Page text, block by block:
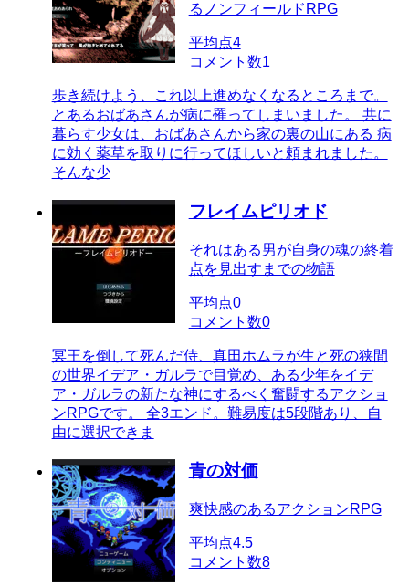
るノンフィールドRPG
平均点4
コメント数1
歩き続けよう、これ以上進めなくなるところまで。
とあるおばあさんが病に罹ってしまいました。 共に
暮らす少女は、おばあさんから家の裏の山にある 病
に効く薬草を取りに行ってほしいと頼まれました。
そんな少
フレイムピリオド
それはある男が自身の魂の終着
点を見出すまでの物語
平均点0
コメント数0
冥王を倒して死んだ侍、真田ホムラが生と死の狭間
の世界イデア・ガルラで目覚め、ある少年をイデ
ア・ガルラの新たな神にするべく奮闘するアクショ
ンRPGです。 全3エンド。難易度は5段階あり、自
由に選択できま
青の対価
爽快感のあるアクションRPG
平均点4.5
コメント数8